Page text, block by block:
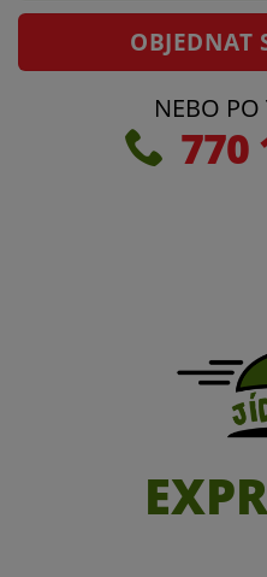
OBJEDNAT
NEBO PO
770